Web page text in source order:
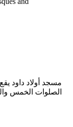
مسجد أولاد داود
الصلوات الخمس